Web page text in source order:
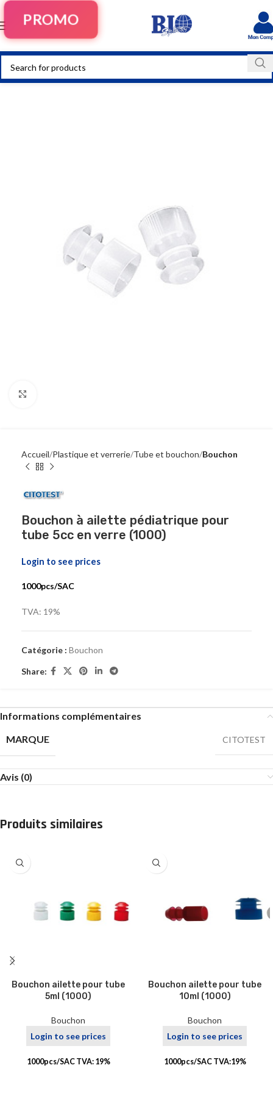
PROMO
Accueil Plastique et verrerie Tube et bouchon Bouchon
Bouchon à ailette pédiatrique pour
tube 5cc en verre (1000)
Login to see prices
1000pcs/SAC
TVA: 19%
Catégorie : Bouchon
Share:
Informations complémentaires
MARQUE
CITOTEST
Avis (0)
Produits similaires
Bouchon ailette pour tube
5ml (1000)
Bouchon
Login to see prices
1000pcs/SAC TVA: 19%
Bouchon ailette pour tube
10ml (1000)
Bouchon
Login to see prices
1000pcs/SAC TVA:19%